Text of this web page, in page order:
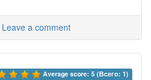
Leave a comment
Average score: 5 (Всего: 1)